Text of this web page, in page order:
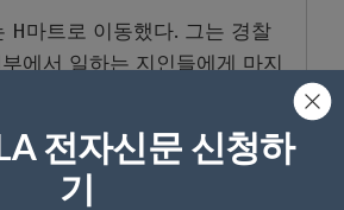
H마트로 이동했다. 그는 경찰
에서 일하는 지인들에게 마지
다고 진술했다.
은편 거리에서 한 씨를 발견해
전자신문 신청하
기